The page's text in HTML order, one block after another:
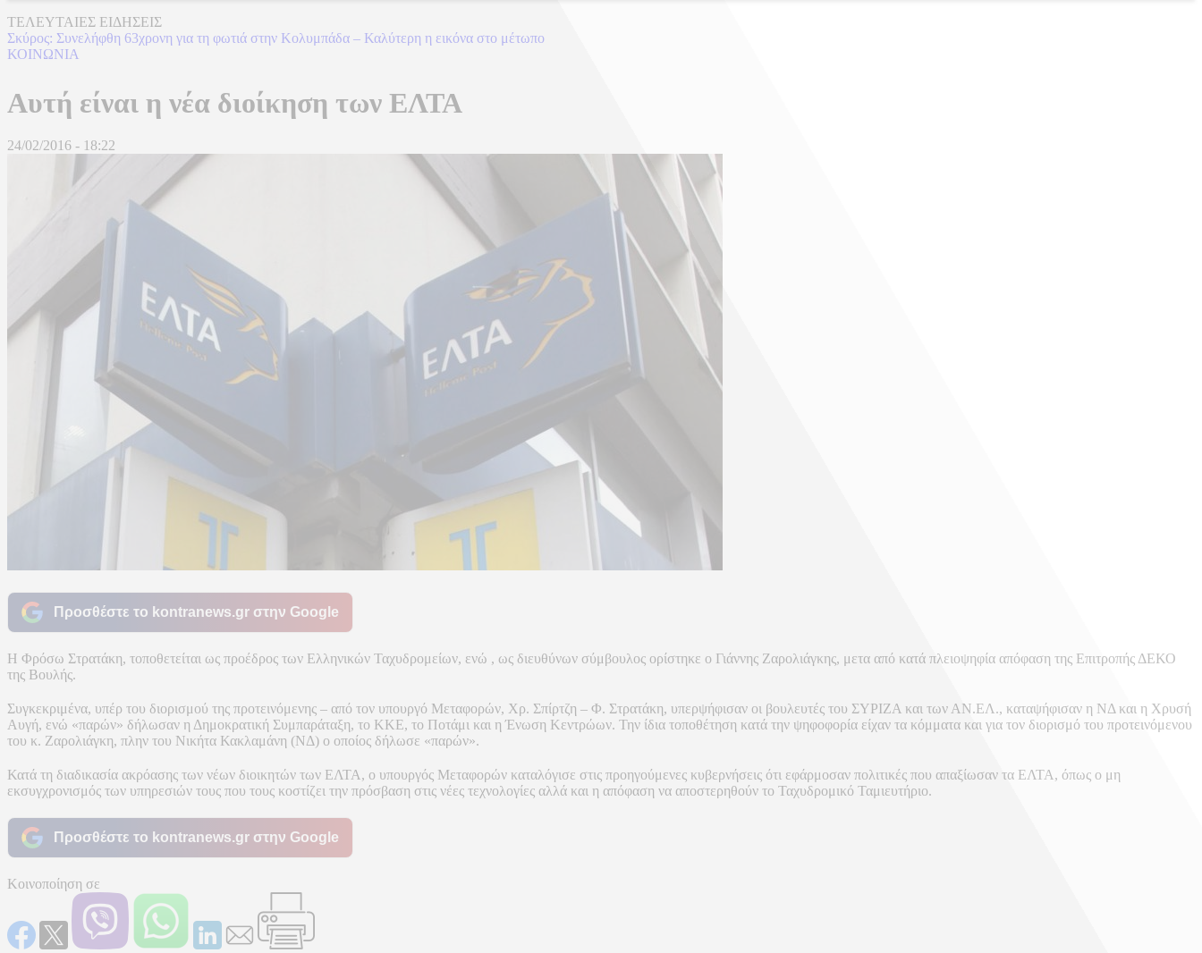
ΤΕΛΕΥΤΑΙΕΣ ΕΙΔΗΣΕΙΣ
Σκύρος: Συνελήφθη 63χρονη για τη φωτιά στην Κολυμπάδα – Καλύτερη η εικόνα στο μέτωπο
ΚΟΙΝΩΝΙΑ
Αυτή είναι η νέα διοίκηση των ΕΛΤΑ
24/02/2016 - 18:22
Προσθέστε το kontranews.gr στην Google
H Φρόσω Στρατάκη, τοποθετείται ως προέδρος των Ελληνικών Ταχυδρομείων, ενώ , ως διευθύνων σύμβουλος ορίστηκε ο Γιάννης Ζαρολιάγκης, μετα από κατά πλειοψηφία απόφαση της Επιτροπής ΔΕΚΟ
της Βουλής.
Συγκεκριμένα, υπέρ του διορισμού της προτεινόμενης – από τον υπουργό Μεταφορών, Χρ. Σπίρτζη – Φ. Στρατάκη, υπερψήφισαν οι βουλευτές του ΣΥΡΙΖΑ και των ΑΝ.ΕΛ., καταψήφισαν η ΝΔ και η Χρυσή
Αυγή, ενώ «παρών» δήλωσαν η Δημοκρατική Συμπαράταξη, το ΚΚΕ, το Ποτάμι και η Ένωση Κεντρώων. Την ίδια τοποθέτηση κατά την ψηφοφορία είχαν τα κόμματα και για τον διορισμό του προτεινόμενου
του κ. Ζαρολιάγκη, πλην του Νικήτα Κακλαμάνη (ΝΔ) ο οποίος δήλωσε «παρών».
Κατά τη διαδικασία ακρόασης των νέων διοικητών των ΕΛΤΑ, ο υπουργός Μεταφορών καταλόγισε στις προηγούμενες κυβερνήσεις ότι εφάρμοσαν πολιτικές που απαξίωσαν τα ΕΛΤΑ, όπως ο μη
εκσυγχρονισμός των υπηρεσιών τους που τους κοστίζει την πρόσβαση στις νέες τεχνολογίες αλλά και η απόφαση να αποστερηθούν το Ταχυδρομικό Ταμιευτήριο.
Προσθέστε το kontranews.gr στην Google
Κοινοποίηση σε